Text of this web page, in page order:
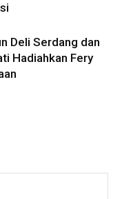
Deli Serdang dan
Hadiahkan Fery